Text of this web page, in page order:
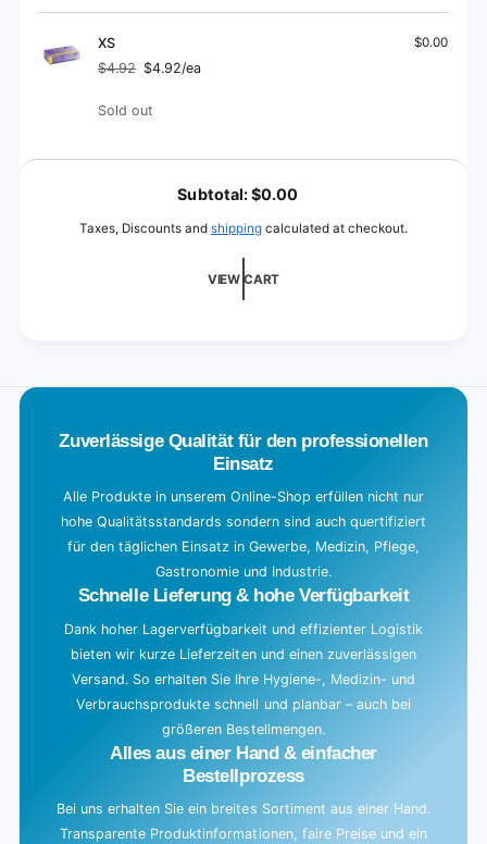
Size
XL
XS
Regular
$4.92
Sale
$4.92/ea
$0.00
Quantity
Sold out
L
Subtotal:$0.00
Taxes, Discounts and shipping calculated at checkout.
VIEW CART
Zuverlässige Qualität für den professionellen
Einsatz
Alle Produkte in unserem Online-Shop erfüllen nicht nur
hohe Qualitätsstandards sondern sind auch quertifiziert
für den täglichen Einsatz in Gewerbe, Medizin, Pflege,
Gastronomie und Industrie.
Schnelle Lieferung & hohe Verfügbarkeit
Dank hoher Lagerverfügbarkeit und effizienter Logistik
bieten wir kurze Lieferzeiten und einen zuverlässigen
Versand. So erhalten Sie Ihre Hygiene-, Medizin- und
Verbrauchsprodukte schnell und planbar – auch bei
größeren Bestellmengen.
Alles aus einer Hand & einfacher
Bestellprozess
Bei uns erhalten Sie ein breites Sortiment aus einer Hand.
Transparente Produktinformationen, faire Preise und ein